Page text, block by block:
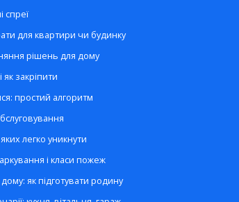
спреї
для квартири чи будинку
рішень для дому
як закріпити
простий алгоритм
легко уникнути
і класи пожеж
як підготувати родину